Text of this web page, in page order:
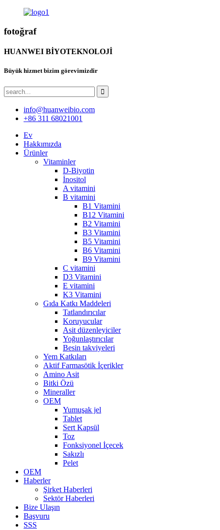
fotoğraf
HUANWEI BİYOTEKNOLOJİ
Büyük hizmet bizim görevimizdir
info@huanweibio.com
+86 311 68021001
Ev
Hakkımızda
Ürünler
Vitaminler
D-Biyotin
İnositol
A vitamini
B vitamini
B1 Vitamini
B12 Vitamini
B2 Vitamini
B3 Vitamini
B5 Vitamini
B6 Vitamini
B9 Vitamini
C vitamini
D3 Vitamini
E vitamini
K3 Vitamini
Gıda Katkı Maddeleri
Tatlandırıcılar
Koruyucular
Asit düzenleyiciler
Yoğunlaştırıcılar
Besin takviyeleri
Yem Katkıları
Aktif Farmasötik İçerikler
Amino Asit
Bitki Özü
Mineraller
OEM
Yumuşak jel
Tablet
Sert Kapsül
Toz
Fonksiyonel İçecek
Sakızlı
Pelet
OEM
Haberler
Şirket Haberleri
Sektör Haberleri
Bize Ulaşın
Başvuru
SSS